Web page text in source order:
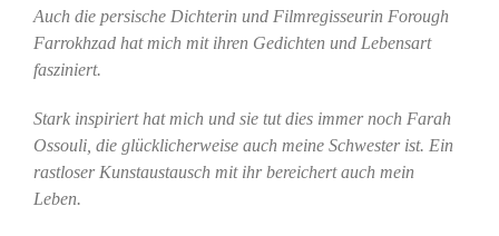
Auch die persische Dichterin und Filmregisseurin Forough
Farrokhzad hat mich mit ihren Gedichten und Lebensart
fasziniert.
Stark inspiriert hat mich und sie tut dies immer noch Farah
Ossouli, die glücklicherweise auch meine Schwester ist. Ein
rastloser Kunstaustausch mit ihr bereichert auch mein
Leben.